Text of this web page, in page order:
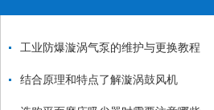
工业防爆漩涡气泵的维护与更换教程
结合原理和特点了解漩涡鼓风机